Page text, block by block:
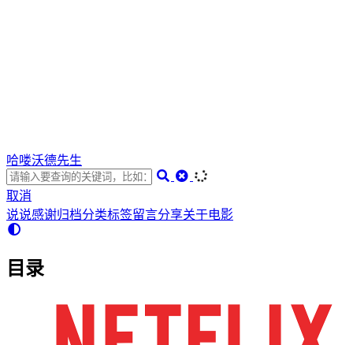
哈喽沃德先生
取消
说说感谢归档分类标签留言分享关于电影
目录